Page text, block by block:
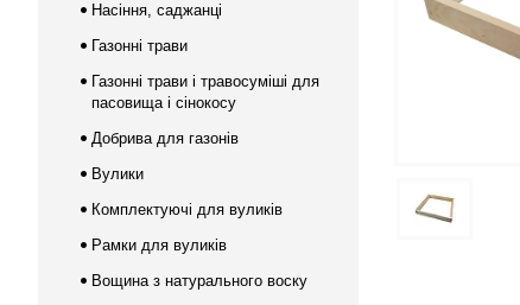
Насіння, саджанці
Газонні трави
Газонні трави і травосуміші для
пасовища і сінокосу
Добрива для газонів
Вулики
Комплектуючі для вуликів
Рамки для вуликів
Вощина з натурального воску